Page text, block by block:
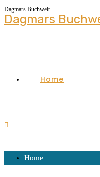
Dagmars Buchwelt
Dagmars
Home
Home